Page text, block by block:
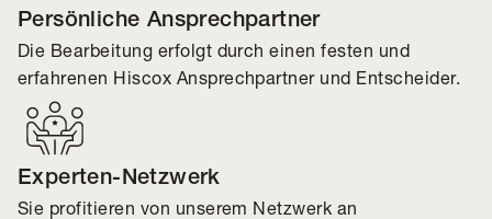
Persönliche Ansprechpartner
Die Bearbeitung erfolgt durch einen festen und
erfahrenen Hiscox Ansprechpartner und Entscheider.
Experten-Netzwerk
Sie profitieren von unserem Netzwerk an